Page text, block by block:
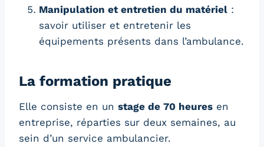
Manipulation et entretien du matériel :
savoir utiliser et entretenir les
équipements présents dans l’ambulance.
La formation pratique
Elle consiste en un stage de 70 heures en
entreprise, réparties sur deux semaines, au
sein d’un service ambulancier.